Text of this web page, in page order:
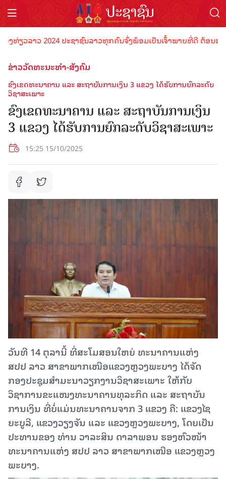
ວລາວ 2024 ປະຊາຊົນລາວທຸກຄົນຈົ່ງພ້ອມເປັນເຈົ້າພາບທີ່ດີ ຕ້ອນຮັບນັ
ຂ່າວວັດທະນະທຳ-ສັງຄົມ
ຂົງເຂດທະນາຄານ ແລະ ສະຖາບັນການເງິນ 3 ແຂວງ ໄດ້ຮັບການຍົກລະດັບ
ວິຊາສະເພາະ
ຂົງເຂດທະນາຄານ ແລະ ສະຖາບັນການເງິນ
3 ແຂວງ ໄດ້ຮັບການຍົກລະດັບວິຊາສະເພາະ
15:25 15/10/2025
ວັນທີ 14 ຕຸລານີ້ ທີ່ສະໂມສອນໃຫຍ່ ທະນາຄານແຫ່ງ
ສປປ ລາວ ສາຂາພາກເໜືອແຂວງຫຼວງພະບາງ ໄດ້ຈັດ
ກອງປະຊຸມສຳມະນາວຽກງານວິຊາສະເພາະ ໃຫ້ກັບ
ວິຊາການຂະແໜງທະນາຄານທຸລະກິດ ແລະ ສະຖາບັນ
ການເງິນ ທີ່ບໍ່ແມ່ນທະນາຄານຈາກ 3 ແຂວງ ຄື: ແຂວງໄຊ
ຍະບູລີ, ແຂວງວຽງຈັນ ແລະ ແຂວງຫຼວງພະບາງ, ໂດຍເປັນ
ປະທານຂອງ ທ່ານ ວາລະສິນ ດາລາພອນ ຮອງຫົວໜ້າ
ທະນາຄານແຫ່ງ ສປປ ລາວ ສາຂາພາກເໜືອ ແຂວງຫຼວງ
ພະບາງ.